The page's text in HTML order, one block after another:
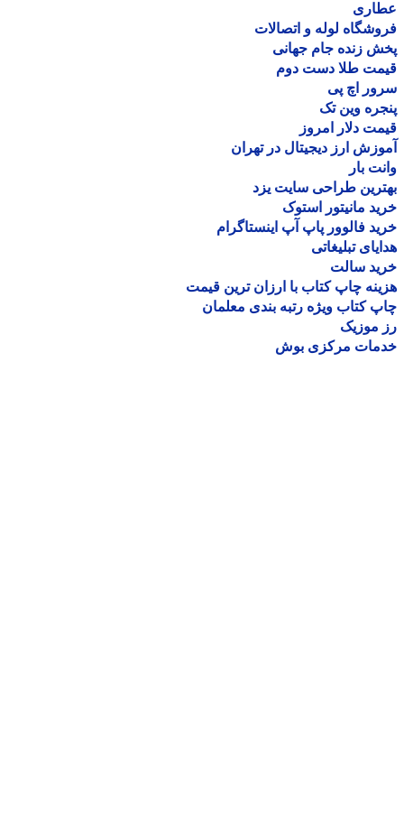
لوله و اتصالات
زنده جام جهانی
طلا دست دوم
اچ پی
وین تک
دلار امروز
ارز دیجیتال در تهران
بار
طراحی سایت یزد
مانیتور استوک
فالوور پاپ آپ اینستاگرام
تبلیغاتی
سالت
چاپ کتاب با ارزان ترین قیمت
کتاب ویژه رتبه بندی معلمان
موزیک
مرکزی بوش